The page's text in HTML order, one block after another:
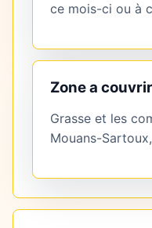
ce mois-ci ou à
Zone a couvrir
Grasse et les
Mouans-